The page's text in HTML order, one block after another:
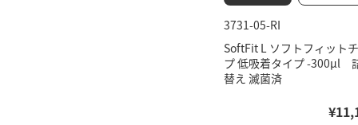
3731-05-RI
SoftFit L ソフトフィット
プ 低吸着タイプ -300μl
替え 滅菌済